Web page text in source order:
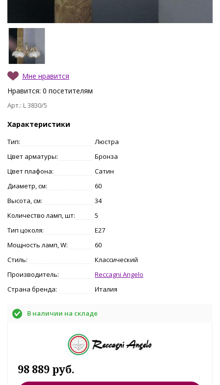
Мне нравится
Нравится: 0 посетителям
Арт.: L 3830/5
Характеристики
Тип:
Люстра
Цвет арматуры:
Бронза
Цвет плафона:
Сатин
Диаметр, см:
60
Высота, см:
34
Количество ламп, шт:
5
Тип цоколя:
E27
Мощность ламп, W:
60
Стиль:
Классический
Производитель:
Reccagni Angelo
Страна бренда:
Италия
В наличии на складе
98 889 руб.